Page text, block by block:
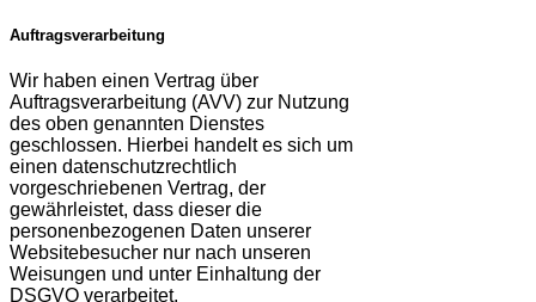
Auftragsverarbeitung
Wir haben einen Vertrag über
Auftragsverarbeitung (AVV) zur Nutzung
des oben genannten Dienstes
geschlossen. Hierbei handelt es sich um
einen datenschutzrechtlich
vorgeschriebenen Vertrag, der
gewährleistet, dass dieser die
personenbezogenen Daten unserer
Websitebesucher nur nach unseren
Weisungen und unter Einhaltung der
DSGVO verarbeitet.